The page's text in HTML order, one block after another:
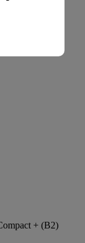
термометры
+ (В2)